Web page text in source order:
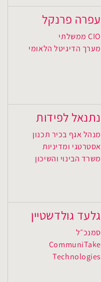
עפרה פרנקל
CIO ממשלתי
מערך הדיגיטל הלאומי
נתנאל לפידות
מנהל אגף בכיר תכנון
אסטרטגי ומדיניות
משרד הבינוי והשיכון
גלעד גולדשטיין
סמנכ״ל
CommuniTake
Technologies